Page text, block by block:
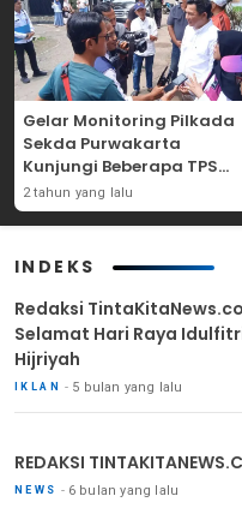
Gelar Monitoring Pilkada
Sekda Purwakarta
Kunjungi Beberapa TPS
Yang Ada Di Purwakarta
2 tahun yang lalu
INDEKS
Redaksi
Selamat Hari Raya
Hijriyah
IKLAN 5 bulan yang lalu
REDAKSI
NEWS 6 bulan yang lalu